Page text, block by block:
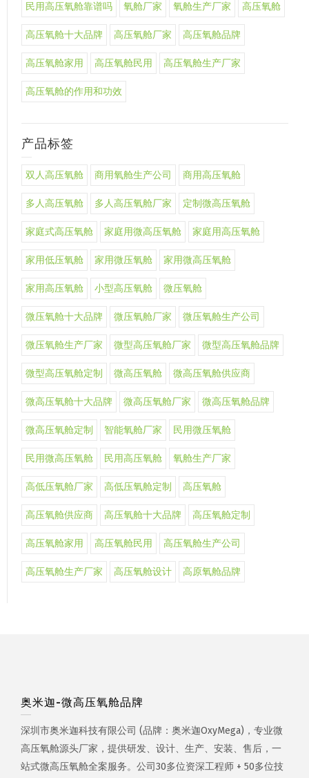
民用高压氧舱靠谱吗 氧舱厂家 氧舱生产厂家 高压氧舱
高压氧舱十大品牌 高压氧舱厂家 高压氧舱品牌
高压氧舱家用 高压氧舱民用 高压氧舱生产厂家
高压氧舱的作用和功效
产品标签
双人高压氧舱 商用氧舱生产公司 商用高压氧舱
多人高压氧舱 多人高压氧舱厂家 定制微高压氧舱
家庭式高压氧舱 家庭用微高压氧舱 家庭用高压氧舱
家用低压氧舱 家用微压氧舱 家用微高压氧舱
家用高压氧舱 小型高压氧舱 微压氧舱
微压氧舱十大品牌 微压氧舱厂家 微压氧舱生产公司
微压氧舱生产厂家 微型高压氧舱厂家 微型高压氧舱品牌
微型高压氧舱定制 微高压氧舱 微高压氧舱供应商
微高压氧舱十大品牌 微高压氧舱厂家 微高压氧舱品牌
微高压氧舱定制 智能氧舱厂家 民用微压氧舱
民用微高压氧舱 民用高压氧舱 氧舱生产厂家
高低压氧舱厂家 高低压氧舱定制 高压氧舱
高压氧舱供应商 高压氧舱十大品牌 高压氧舱定制
高压氧舱家用 高压氧舱民用 高压氧舱生产公司
高压氧舱生产厂家 高压氧舱设计 高原氧舱品牌
奥米迦-微高压氧舱品牌
深圳市奥米迦科技有限公司 (品牌：奥米迦OxyMega)，专业微
高压氧舱源头厂家，提供研发、设计、生产、安装、售后，一
站式微高压氧舱全案服务。公司30多位资深工程师 + 50多位技